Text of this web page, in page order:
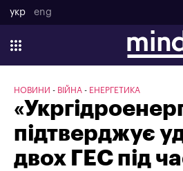
укр eng
НОВИНИ ВІЙНА ЕНЕРГЕТИКА
підтверджує
двох ГЕС під